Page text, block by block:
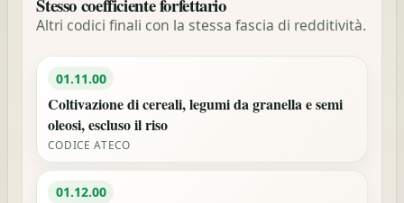
Stesso coefficiente forfettario
Altri codici finali con la stessa fascia di redditività.
01.11.00
Coltivazione di cereali, legumi da granella e semi
oleosi, escluso il riso
CODICE ATECO
01.12.00